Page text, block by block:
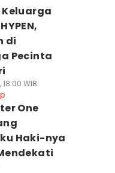
di
Pecinta
WIB
One
Haki-nya